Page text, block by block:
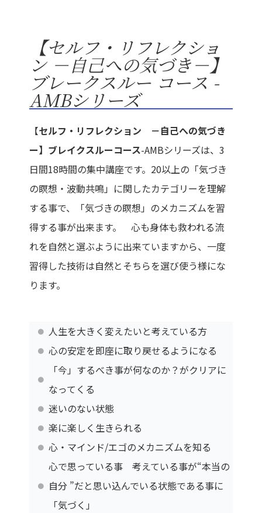
【セルフ・リフレクショ
ン －自己への気づき－】
ブレークスルー コース -
AMBシリーズ
【セルフ・リフレクション －自己への気づき
ー】ブレイクスルーコース-AMBシリーズは、3
日間18時間の集中講座です。20以上の「気づき
の瞑想・波動共鳴」に関したカテゴリーを理解
する事で、「気づきの瞑想」のメカニズムを習
得する事が出来ます。 心も身体も救われる流
れを自然と選ぶように出来ていますから、一度
習得した技術は自然とそちらを選び使う様にな
ります。
人生を大きく変えたいと考えている方
心の安定を即座に取り戻せるようになる
「今」するべき事が何なのか？がクリアに
なってくる
迷いのない状態
楽に楽しく生きられる
心・マインド/エゴのメカニズムを知る
心で思っている事 考えている事が“本当の
自分 ”だと思い込んでいる状態である事に
「気づく」